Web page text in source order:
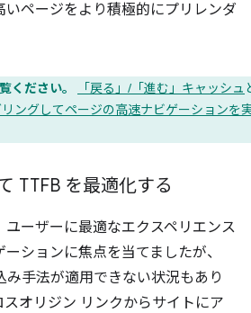
いページをより積極的にプリレンダ
ください。 「戻る」/「進む」キャッシュ
ングしてページの高速ナビゲーションを
TTFB を最適化する
ーザーに最適なエクスペリエンス
ションに焦点を当てましたが、
手法が適用できない状況もあり
スオリジン リンクからサイトにア